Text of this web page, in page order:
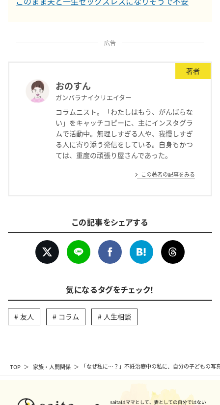
TOP 家族・人間関係 「なぜ私に…？」不妊治療中の私に、自分の子どもの写
広告
著者
おのすん
ガンバラナイクリエイター
コラムニスト。「わたしはもう、がんばらな
い」をキャッチコピーに、主にインスタグラ
ムで活動中。無理しすぎる人や、我慢しすぎ
る人に寄り添う発信をしている。自身もかつ
ては、重度の頑張り屋さんであった。
この著者の記事をみる
この記事をシェアする
気になるタグをチェック！
友人 コラム 人生相談